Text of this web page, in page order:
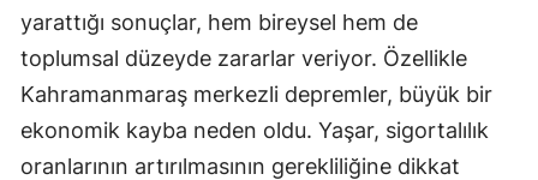
Siirt
Sinop
Sivas
Tekirdağ
yarattığı sonuçlar, hem bireysel hem de
toplumsal düzeyde zararlar veriyor. Özellikle
Kahramanmaraş merkezli depremler, büyük bir
ekonomik kayba neden oldu. Yaşar, sigortalılık
oranlarının artırılmasının gerekliliğine dikkat